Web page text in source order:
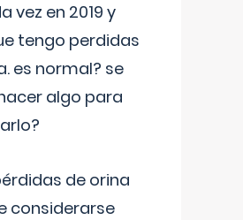
vez en 2019 y
tengo perdidas
es normal? se
algo para
de orina
considerarse